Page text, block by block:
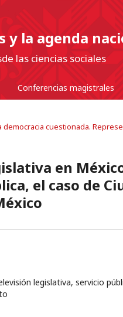
y la agenda
las ciencias sociales
Conferencias magistrales
democracia cuestionada.
en
el caso de
legislativa, servicio